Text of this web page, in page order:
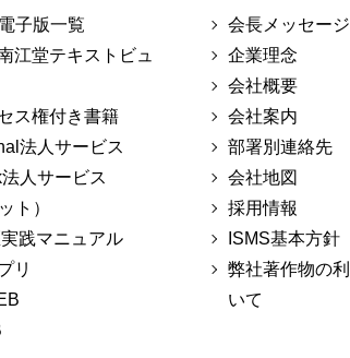
子版一覧
江堂テキストビュ
ス権付き書籍
法人サービス
人サービス
ト）
践マニュアル
リ
会長メッセージ
企業理念
会社概要
会社案内
部署別連絡先
会社地図
採用情報
ISMS基本方針
弊社著作物の
いて